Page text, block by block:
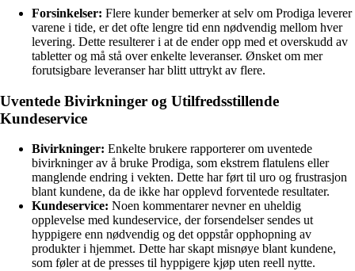
Forsinkelser: Flere kunder bemerker at selv om Prodiga leverer
varene i tide, er det ofte lengre tid enn nødvendig mellom hver
levering. Dette resulterer i at de ender opp med et overskudd av
tabletter og må stå over enkelte leveranser. Ønsket om mer
forutsigbare leveranser har blitt uttrykt av flere.
Uventede Bivirkninger og Utilfredsstillende
Kundeservice
Bivirkninger: Enkelte brukere rapporterer om uventede
bivirkninger av å bruke Prodiga, som ekstrem flatulens eller
manglende endring i vekten. Dette har ført til uro og frustrasjon
blant kundene, da de ikke har opplevd forventede resultater.
Kundeservice: Noen kommentarer nevner en uheldig
opplevelse med kundeservice, der forsendelser sendes ut
hyppigere enn nødvendig og det oppstår opphopning av
produkter i hjemmet. Dette har skapt misnøye blant kundene,
som føler at de presses til hyppigere kjøp uten reell nytte.